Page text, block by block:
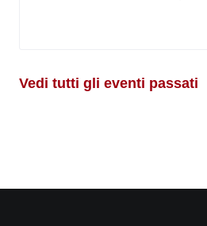
Vedi tutti gli eventi passati